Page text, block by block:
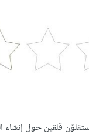
قلقين حول